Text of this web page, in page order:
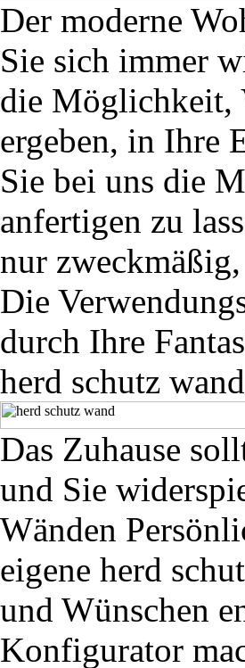
Der moderne
Sie sich immer
die Möglichkeit,
ergeben, in Ihre
Sie bei uns die
anfertigen zu
nur
Die
durch Ihre
herd schutz wand
Das Zuhause
und Sie
Wänden
eigene herd
und Wünschen
Konfigurator